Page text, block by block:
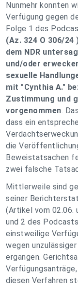
Nunmehr konnten
Verfügung gegen
Folge 1 des
(Az. 324 O 306/
dem NDR
und/oder
sexuelle
mit "Cynthia A."
Zustimmung und
vorgenommen.
dass ein
die
Beweistatsachen
zwei falsche
Mittlerweile sind
seiner
(Artikel vom 02.06.
und 2 des
einstweilige
wegen
ergangen.
diesen Verfahren